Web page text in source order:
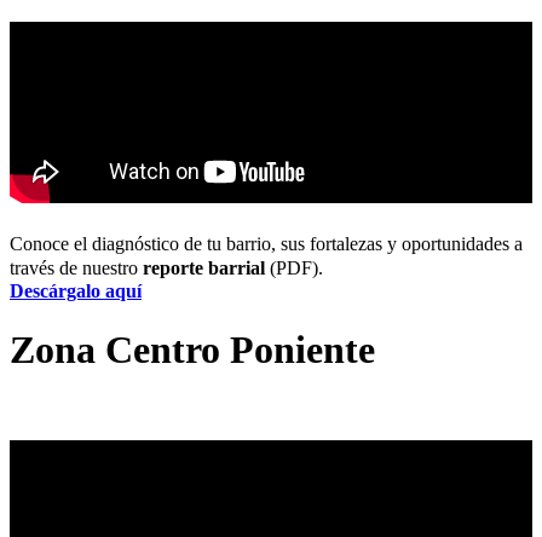
Conoce el diagnóstico de tu barrio, sus fortalezas y oportunidades a
través de nuestro reporte barrial (PDF).
Descárgalo aquí
Zona Centro Poniente